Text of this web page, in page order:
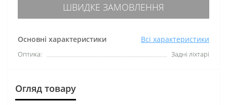
Основні характеристики Всі характеристики
Оптика: Задні ліхтарі
ШВИДКЕ ЗАМОВЛЕННЯ
Огляд товару